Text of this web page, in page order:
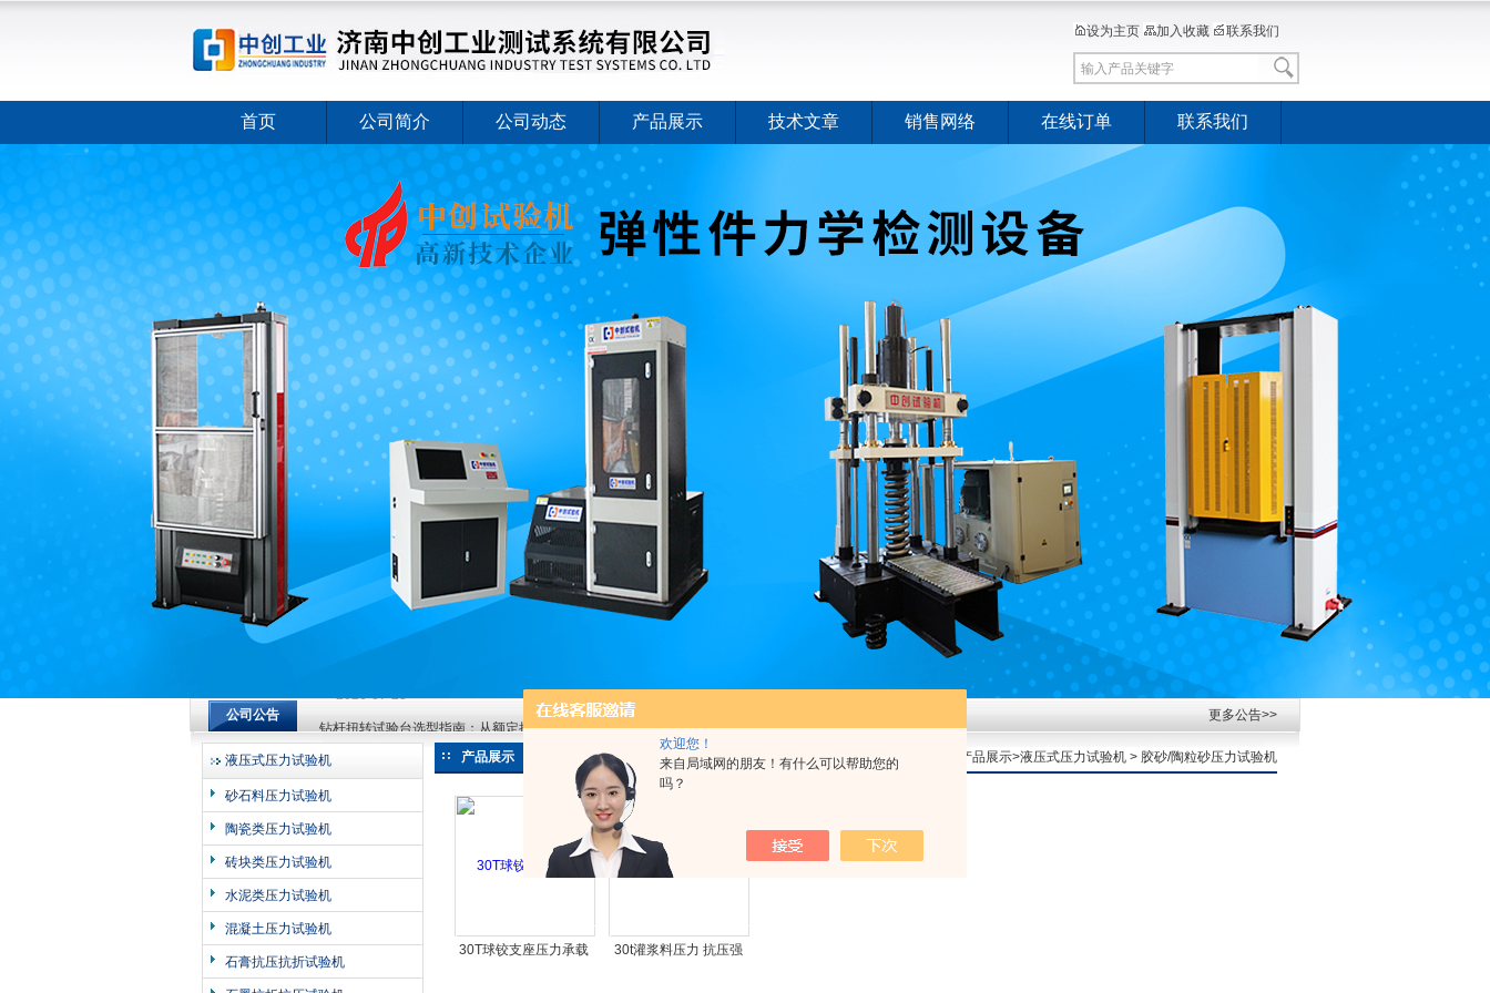
欢迎您！
来自局域网的朋友！有什么可以帮助您的
吗？
济南中创工业测试系统有限公司
设为主页 加入收藏 联系我们
首页 公司简介 公司动态 产品展示 技术文章 销售网络 在线订单 联系我们
公司公告
钻杆扭转试验台选型指南：从额定扭矩到加载频率的工况适配逻辑
2026-07-23
钻杆扭转试验台选型指南：从额定扭矩到加载频率的工况适配逻辑
2026-07-23
更多公告>>
液压式压力试验机
砂石料压力试验机
陶瓷类压力试验机
砖块类压力试验机
水泥类压力试验机
混凝土压力试验机
石膏抗压抗折试验机
产品展示 当前位置： 产品展示>液压式压力试验机 > 胶砂/陶粒砂压力试验机
30T球铰支座压力承载
30t灌浆料压力 抗压强